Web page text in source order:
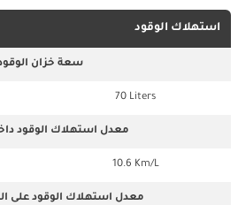
استهلاك الوقود
سعة خزان
70 Liters
معدل استهلاك الوقود
10.6 Km/L
معدل استهلاك الوقود على